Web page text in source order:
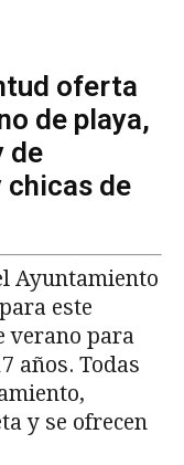
oferta
de playa,
de
chicas de
Ayuntamiento
este
verano para
años. Todas
y se ofrecen